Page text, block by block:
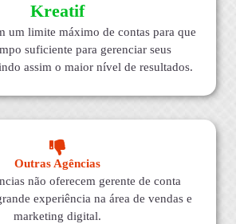
Kreatif
um limite máximo de contas para que
suficiente para gerenciar seus
assim o maior nível de resultados.
Outras Agências
não oferecem gerente de conta
experiência na área de vendas e
marketing digital.